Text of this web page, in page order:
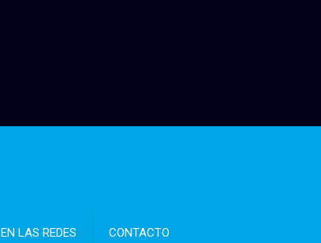
EN LAS REDES CONTACTO